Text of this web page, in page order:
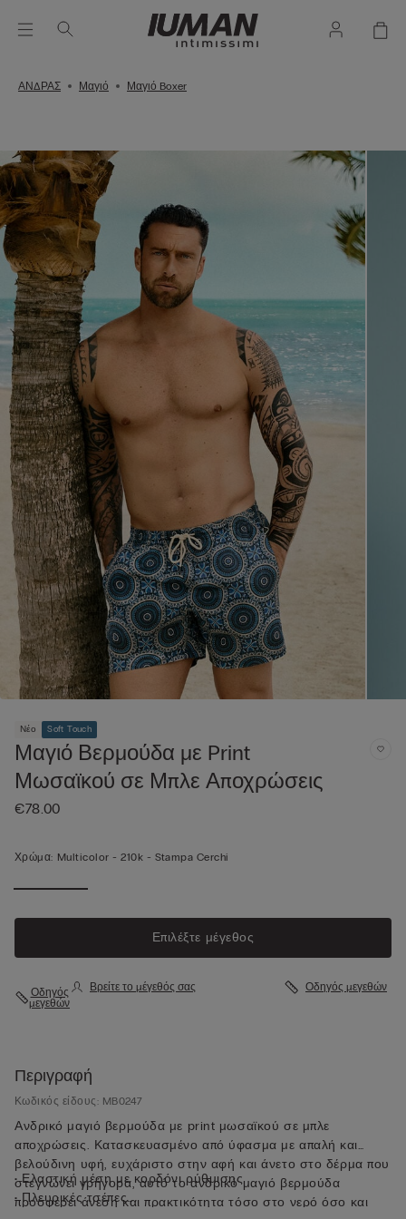
ΑΝΔΡΑΣ Μαγιό Μαγιό Boxer
Νέο Soft Touch
Μαγιό Βερμούδα με Print
Μωσαϊκού σε Μπλε Αποχρώσεις
€78.00
Χρώμα: Multicolor -210k - Stampa Cerchi
Επιλέξτε μέγεθος
Οδηγός
μεγεθών
Βρείτε το μέγεθός σας Οδηγός μεγεθών
Περιγραφή
Κωδικός είδους: MB0247
Ανδρικό μαγιό βερμούδα με print μωσαϊκού σε μπλε
αποχρώσεις. Κατασκευασμένο από ύφασμα με απαλή και
βελούδινη υφή, ευχάριστο στην αφή και άνετο στο δέρμα που
στεγνώνει γρήγορα, αυτό το ανδρικό μαγιό βερμούδα
προσφέρει άνεση και πρακτικότητα τόσο στο νερό όσο και
• Ελαστική μέση με κορδόνι ρύθμισης
• Πλευρικές τσέπες